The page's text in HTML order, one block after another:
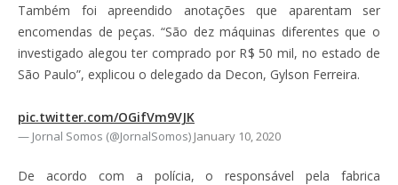
Também foi apreendido anotações que aparentam ser
encomendas de peças. “São dez máquinas diferentes que o
investigado alegou ter comprado por R$ 50 mil, no estado de
São Paulo”, explicou o delegado da Decon, Gylson Ferreira.
pic.twitter.com/OGifVm9VJK
— Jornal Somos (@JornalSomos) January 10, 2020
De acordo com a polícia, o responsável pela fabrica